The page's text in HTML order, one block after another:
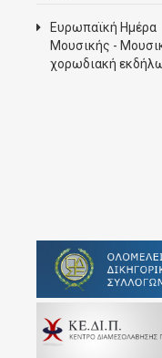
Ευρωπαϊκή Ημέρα
Μουσικής -
χορωδιακή